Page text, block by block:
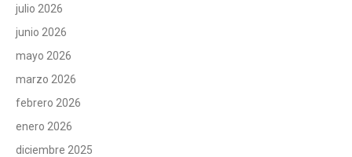
julio 2026
junio 2026
mayo 2026
marzo 2026
febrero 2026
enero 2026
diciembre 2025